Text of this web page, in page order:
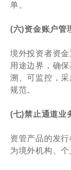
单。
(六)资金账户管
境外投资者资金
用途边界，确
溯、可监控，
规范。
(七)禁止通道业
资管产品的发
为境外机构、个